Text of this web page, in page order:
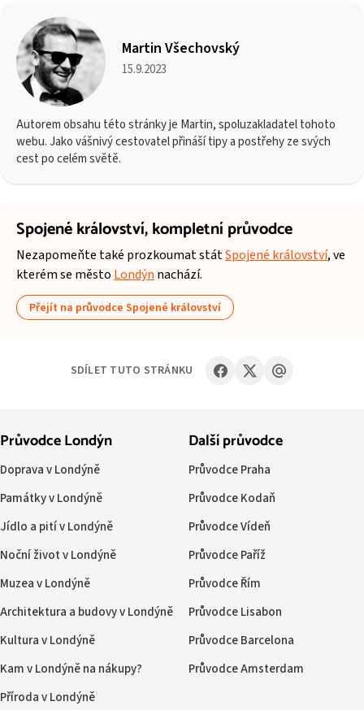
Martin Všechovský
15.9.2023
Autorem obsahu této stránky je Martin, spoluzakladatel tohoto
webu. Jako vášnivý cestovatel přináší tipy a postřehy ze svých
cest po celém světě.
Spojené království,kompletní průvodce
Nezapomeňte také prozkoumat státSpojené království, ve
kterém se město Londýn nachází.
Přejít na průvodce Spojené království
SDÍLET TUTO STRÁNKU
Průvodce Londýn
Doprava v Londýně
Památky v Londýně
Jídlo a pití v Londýně
Noční život v Londýně
Muzea v Londýně
Architektura a budovy v Londýně
Kultura v Londýně
Kam v Londýně na nákupy?
Příroda v Londýně
Další průvodce
Průvodce Praha
Průvodce Kodaň
Průvodce Vídeň
Průvodce Paříž
Průvodce Řím
Průvodce Lisabon
Průvodce Barcelona
Průvodce Amsterdam